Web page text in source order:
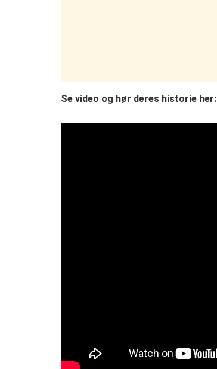
Se video og hør deres historie her: